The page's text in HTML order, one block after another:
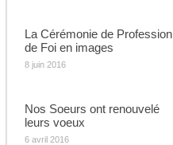
La Cérémonie de Profession
de Foi en images
8 juin 2016
Nos Soeurs ont renouvelé
leurs voeux
6 avril 2016